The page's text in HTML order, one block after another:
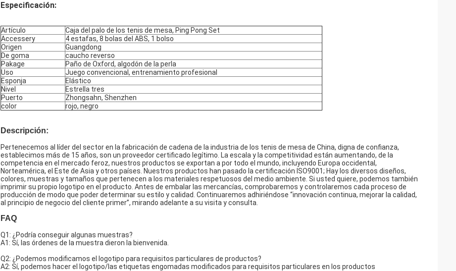
Especificación:
Artículo
Caja del palo de los tenis de mesa, Ping Pong Set
Accessery
4 estafas, 8 bolas del ABS, 1 bolso
Origen
Guangdong
De goma
caucho reverso
Pakage
Paño de Oxford, algodón de la perla
Uso
Juego convencional, entrenamiento profesional
Esponja
Elástico
Nivel
Estrella tres
Puerto
Zhongsahn, Shenzhen
color
rojo, negro
Descripción:
Pertenecemos al líder del sector en la fabricación de cadena de la industria de los tenis de mesa de China, digna de confianza,
establecimos más de 15 años, son un proveedor certificado legítimo. La escala y la competitividad están aumentando, de la
competencia en el mercado feroz, nuestros productos se exportan a por todo el mundo, incluyendo Europa occidental,
Norteamérica, el Este de Asia y otros países. Nuestros productos han pasado la certificación ISO9001; Hay los diversos diseños,
colores, muestras y tamaños que pertenecen a los materiales respetuosos del medio ambiente. Si usted quiere, podemos también
imprimir su propio logotipo en el producto. Antes de embalar las mercancías, comprobaremos y controlaremos cada proceso de
producción de modo que poder determinar su estilo y calidad. Continuaremos adhiriéndose “innovación continua, mejorar la calidad,
al principio de negocio del cliente primer”, mirando adelante a su visita y consulta.
FAQ
Q1: ¿Podría conseguir algunas muestras?
A1: Sí, las órdenes de la muestra dieron la bienvenida.
Q2: ¿Podemos modificamos el logotipo para requisitos particulares de productos?
A2: Sí, podemos hacer el logotipo/las etiquetas engomadas modificados para requisitos particulares en los productos